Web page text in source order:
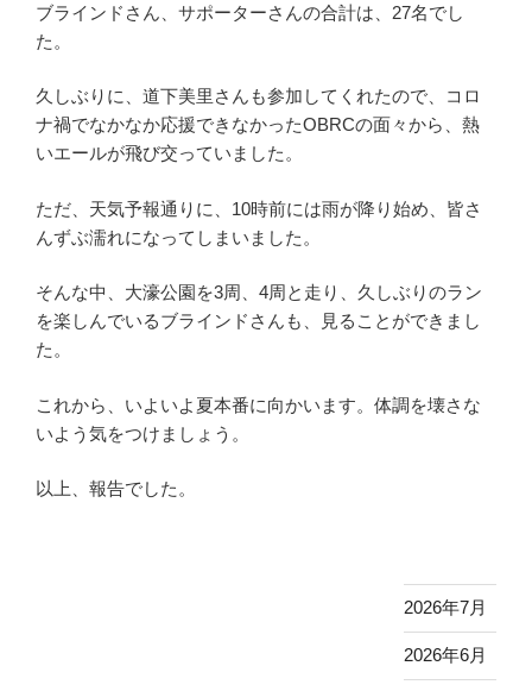
ブラインドさん、サポーターさんの合計は、27名でし
た。
久しぶりに、道下美里さんも参加してくれたので、コロ
ナ禍でなかなか応援できなかったOBRCの面々から、熱
いエールが飛び交っていました。
ただ、天気予報通りに、10時前には雨が降り始め、皆さ
んずぶ濡れになってしまいました。
そんな中、大濠公園を3周、4周と走り、久しぶりのラン
を楽しんでいるブラインドさんも、見ることができまし
た。
これから、いよいよ夏本番に向かいます。体調を壊さな
いよう気をつけましょう。
以上、報告でした。
2026年7月
2026年6月